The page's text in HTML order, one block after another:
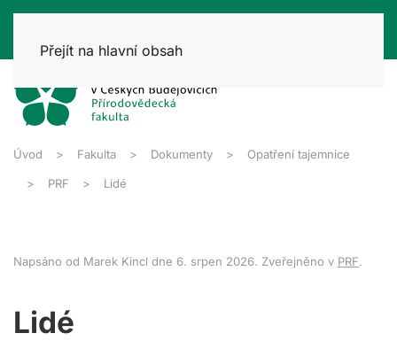
Přejít na hlavní obsah
Úvod Fakulta Dokumenty Opatření tajemnice
PRF Lidé
Napsáno od Marek Kincl dne 6. srpen 2026. Zveřejněno v PRF.
Lidé